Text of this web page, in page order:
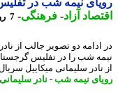
نیمه شب در تفلیس
آزاد - فرهنگی-7 روز پیش - پنجشنبه 8 مرداد 1405، 20:37
دو تصویر جالب از نادر
سلیمانی میکاییل سریال
نیمه شب -نادر سلیمانی-